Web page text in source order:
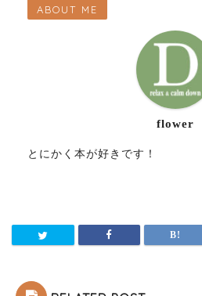
ABOUT ME
flower
とにかく本が好きです！